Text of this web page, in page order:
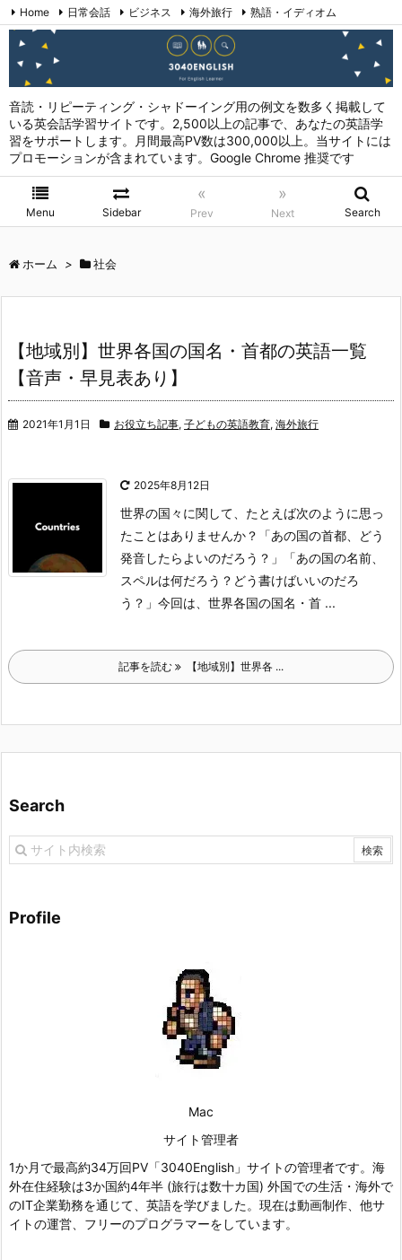
音読・リピーティング・シャドーイング用の例文を数多く掲載して
いる英会話学習サイトです。2,500以上の記事で、あなたの英語学
習をサポートします。月間最高PV数は300,000以上。当サイトには
プロモーションが含まれています。Google Chrome 推奨です
Menu Sidebar
«
Prev
»
Next Search
Home 日常会話 ビジネス 海外旅行
熟語・イディオム
英会話表現 (日本語→英語)
お問い合わせ
ホーム > 社会
【地域別】世界各国の国名・首都の英語一覧
【音声・早見表あり】
2021年1月1日 お役立ち記事, 子どもの英語教育, 海外旅行
2025年8月12日
世界の国々に関して、たとえば次のように思っ
たことはありませんか？
「あの国の首都、どう
発音したらよいのだろう？」
「あの国の名前、
スペルは何だろう？どう書けばいいのだろ
う？」 今回は、世界各国の国名・首 ...
記事を読む 【地域別】世界各 ...
Search
Profile
Mac
サイト管理者
1か月で最高約34万回PV「3040English」サイトの管理者です。海
外在住経験は3か国約4年半 (旅行は数十カ国) 外国での生活・海外で
のIT企業勤務を通じて、英語を学びました。現在は動画制作、他サ
イトの運営、フリーのプログラマーをしています。